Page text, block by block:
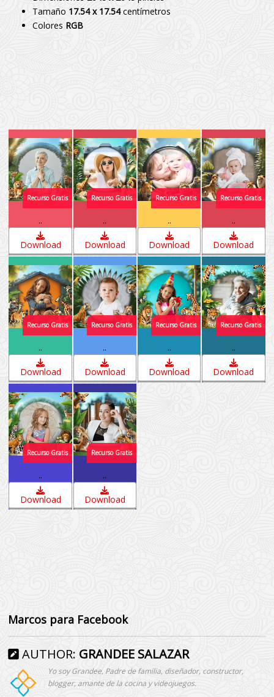
Tamaño 17.54 x 17.54centímetros
Colores RGB
..
Download
..
Download
..
Download
..
Download
..
Download
..
Download
..
Download
..
Download
..
Download
..
Download
Marcos para Facebook
AUTHOR: GRANDEE SALAZAR
Yo soy Grandee, Padre de familia, diseñador, constructor,
blogger, amante de la cocina y videojuegos.